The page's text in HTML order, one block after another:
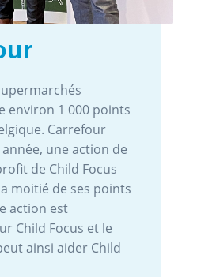
environ 1 000 points
Carrefour
une action de
de Child Focus
moitié de ses points
action est
Child Focus et le
ainsi aider Child